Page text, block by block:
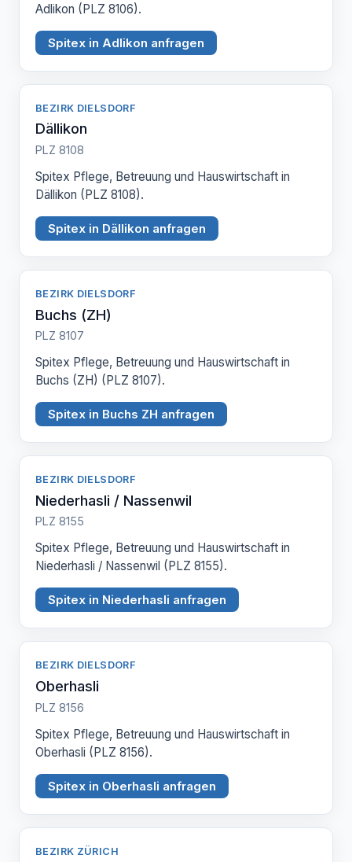
Adlikon (PLZ 8106).
Spitex in Adlikon anfragen
BEZIRK DIELSDORF
Dällikon
PLZ 8108
Spitex Pflege, Betreuung und Hauswirtschaft in
Dällikon (PLZ 8108).
Spitex in Dällikon anfragen
BEZIRK DIELSDORF
Buchs (ZH)
PLZ 8107
Spitex Pflege, Betreuung und Hauswirtschaft in
Buchs (ZH) (PLZ 8107).
Spitex in Buchs ZH anfragen
BEZIRK DIELSDORF
Niederhasli / Nassenwil
PLZ 8155
Spitex Pflege, Betreuung und Hauswirtschaft in
Niederhasli / Nassenwil (PLZ 8155).
Spitex in Niederhasli anfragen
BEZIRK DIELSDORF
Oberhasli
PLZ 8156
Spitex Pflege, Betreuung und Hauswirtschaft in
Oberhasli (PLZ 8156).
Spitex in Oberhasli anfragen
BEZIRK ZÜRICH